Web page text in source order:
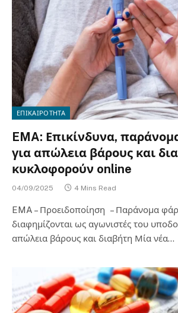
ΕΠΙΚΑΙΡΟΤΗΤΑ
EMA: Επικίνδυνα,
για απώλεια βάρους και
κυκλοφορούν online
04/09/2025 4 Mins Read
EMA – Προειδοποίηση – Παράνομα
διαφημίζονται ως αγωνιστές του
απώλεια βάρους και διαβήτη Μία νέα…